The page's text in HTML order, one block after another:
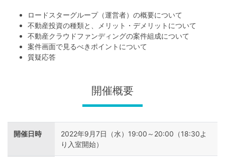
ロードスターグループ（運営者）の概要について
不動産投資の種類と、メリット・デメリットについて
不動産クラウドファンディングの案件組成について
案件画面で見るべきポイントについて
質疑応答
開催概要
開催日時
2022年9月7日（水）19:00～20:00（18:30よ
り入室開始）